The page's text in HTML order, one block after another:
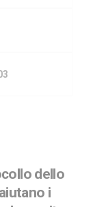
dello
i